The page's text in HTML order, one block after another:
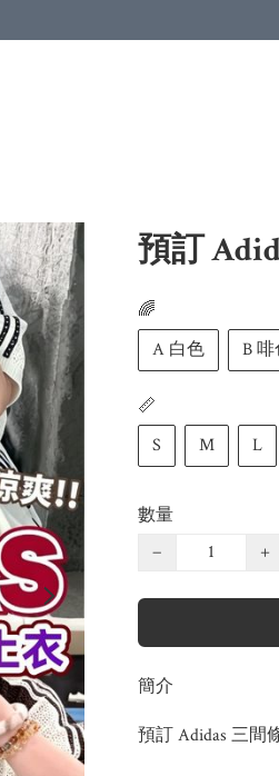
預訂
🌈
A 白色
B
📏
S
M L
數量
−
+
簡介
預訂 Adidas 三間